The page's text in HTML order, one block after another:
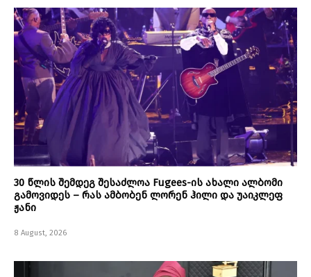
30 წლის შემდეგ შესაძლოა Fugees-ის ახალი ალბომი
გამოვიდეს – რას ამბობენ ლორენ ჰილი და უაიკლეფ
ჟანი
8 August, 2026